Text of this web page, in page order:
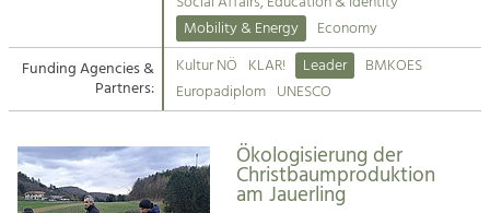
Suche
Impressum
Kontakt
Tourism
Offer Development and Positioning
Art & Culture
Crafts, Science and Research.
Mobility & Energy
Economy
Funding Agencies &
Partners:
Kultur NÖ KLAR! Leader
BMKOES
Europadiplom UNESCO
Ökologisierung der
Christbaumproduktion
am Jauerling